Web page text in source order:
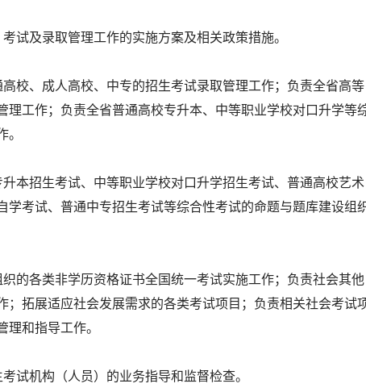
试及录取管理工作的实施方案及相关政策措施。
校、成人高校、中专的招生考试录取管理工作；负责全省高等
理工作；负责全省普通高校专升本、中等职业学校对口升学等
本招生考试、中等职业学校对口升学招生考试、普通高校艺术
学考试、普通中专招生考试等综合性考试的命题与题库建设组
的各类非学历资格证书全国统一考试实施工作；负责社会其他
；拓展适应社会发展需求的各类考试项目；负责相关社会考试
和指导工作。
试机构（人员）的业务指导和监督检查。